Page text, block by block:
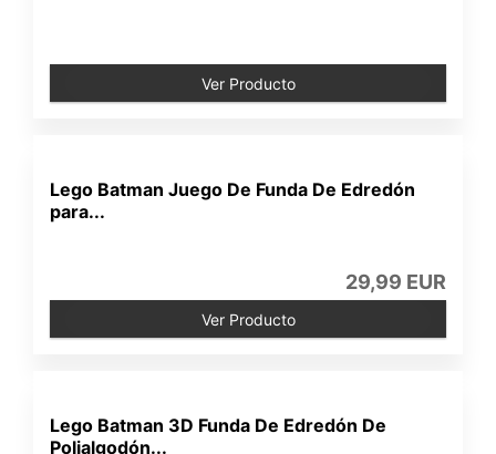
Ver Producto
Lego Batman Juego De Funda De Edredón
para...
29,99 EUR
Ver Producto
Lego Batman 3D Funda De Edredón De
Polialgodón...